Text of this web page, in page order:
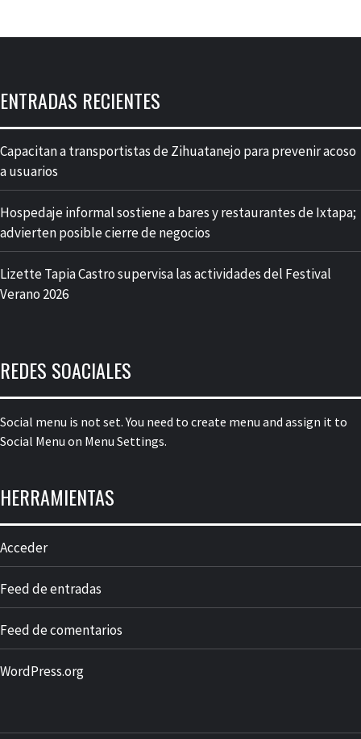
ENTRADAS RECIENTES
Capacitan a transportistas de Zihuatanejo para prevenir acoso
a usuarios
Hospedaje informal sostiene a bares y restaurantes de Ixtapa;
advierten posible cierre de negocios
Lizette Tapia Castro supervisa las actividades del Festival
Verano 2026
REDES SOACIALES
Social menu is not set. You need to create menu and assign it to
Social Menu on Menu Settings.
HERRAMIENTAS
Acceder
Feed de entradas
Feed de comentarios
WordPress.org